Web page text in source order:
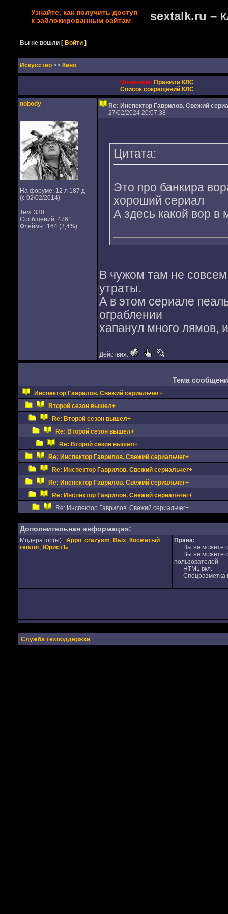
Узнайте, как получить доступ
к заблокированным сайтам
sextalk.ru –
Вы не вошли [Войти ]
Искусство >> Кино
Новичкам: Правила КЛС
Список сокращений КЛС
nobody
На форуме: 12 л 187 д
(с 02/02/2014)
Тем: 330
Сообщений: 4761
Флеймы: 164 (3,4%)
Re: Инспектор Гаврилов. Свежий
27/02/2024 20:07:38
Цитата:
Это про банкира
хороший сериал
А здесь какой вор в
В чужом там не совсем
утраты.
А в этом сериале
ограблении
хапанул много лямов,
Действия:
Тема
Инспектор Гаврилов. Свежий сериальчег+
Второй сезон вышел+
Re: Второй сезон вышел+
Re: Второй сезон вышел+
Re: Второй сезон вышел+
Re: Инспектор Гаврилов. Свежий сериальчег+
Re: Инспектор Гаврилов. Свежий сериальчег+
Re: Инспектор Гаврилов. Свежий сериальчег+
Re: Инспектор Гаврилов. Свежий сериальчег+
Re: Инспектор Гаврилов. Свежий сериальчег+
Дополнительная информация:
Модератор(ы): Appo, crazysm, Вых, Косматый
геолог, ЮристЪ
Права:
Вы не можете
Вы не можете
пользователей
HTML вкл.
Спецразметка
Служба техподдержки